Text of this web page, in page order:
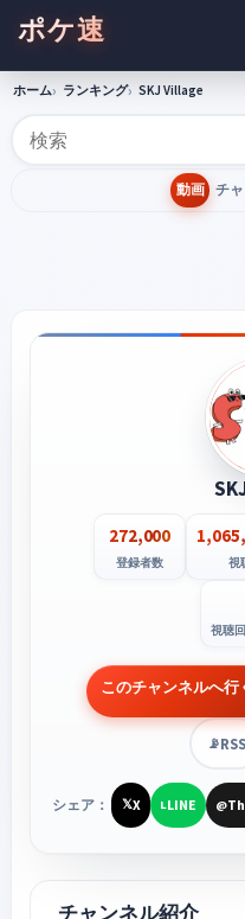
ポケ速
ホーム ランキング SKJ Village
動画 チ
272,000
登録者数 視
視聴
このチャンネルへ行
📡RSS
シェア： 𝕏X LLINE @
チャンネル紹介